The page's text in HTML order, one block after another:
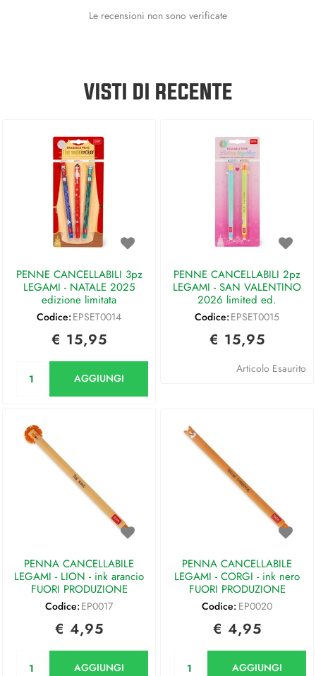
Le recensioni non sono verificate
VISTI DI RECENTE
PENNE CANCELLABILI 3pz
LEGAMI - NATALE 2025
edizione limitata
Codice: EPSET0014
€ 15,95
AGGIUNGI
PENNE CANCELLABILI 2pz
LEGAMI - SAN VALENTINO
2026 limited ed.
Codice: EPSET0015
€ 15,95
Articolo Esaurito
PENNA CANCELLABILE
LEGAMI - LION - ink arancio
FUORI PRODUZIONE
Codice: EP0017
€ 4,95
AGGIUNGI
PENNA CANCELLABILE
LEGAMI - CORGI - ink nero
FUORI PRODUZIONE
Codice: EP0020
€ 4,95
AGGIUNGI